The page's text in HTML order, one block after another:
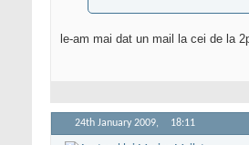
le-am mai dat un mail la cei de la
24th January 2009, 18:11